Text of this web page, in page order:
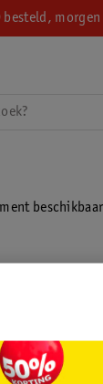
besteld, morgen